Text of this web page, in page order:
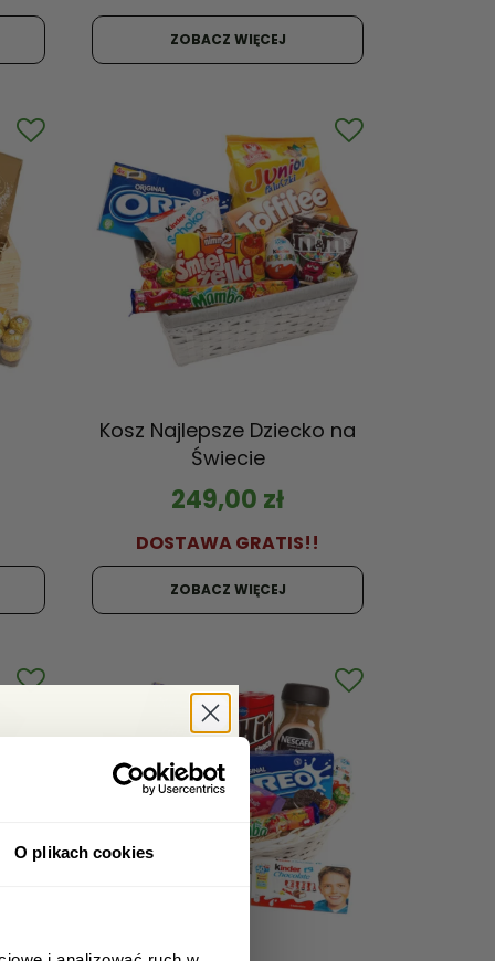
O plikach cookies
ZOBACZ WIĘCEJ
Kosz Najlepsze Dziecko na
Świecie
249,00 zł
DOSTAWA GRATIS!!
ZOBACZ WIĘCEJ
-5%